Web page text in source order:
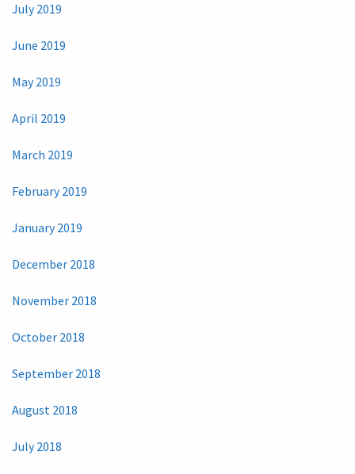
July 2019
June 2019
May 2019
April 2019
March 2019
February 2019
January 2019
December 2018
November 2018
October 2018
September 2018
August 2018
July 2018